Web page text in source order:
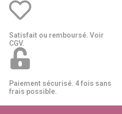
Satisfait ou remboursé. Voir
CGV.
Paiement sécurisé. 4 fois sans
frais possible.